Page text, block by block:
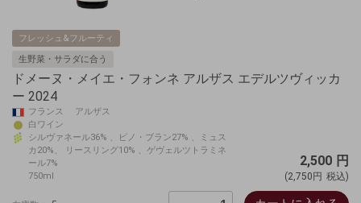
フレッシュ&フルーティ
生野菜・サラダに合う
ドメーヌ・メイエ・フォンネ アルザス エデルツヴィッカ
ー 2024
フランス アルザス
白ワイン
シルヴァネール36% 、ピノ・ブラン27% 、ミュス
カ20%、 リースリング10% 、ゲヴェルツトラミネ
ール7%
750ml
2,500 円
(2,750円 税込)